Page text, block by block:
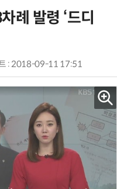
례 발령 ‘드디
: 2018-09-11 17:51